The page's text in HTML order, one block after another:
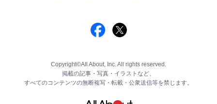
Copyright©All About, Inc. All rights reserved.
掲載の記事・写真・イラストなど、
すべてのコンテンツの無断複写・転載・公衆送信等を禁じます。